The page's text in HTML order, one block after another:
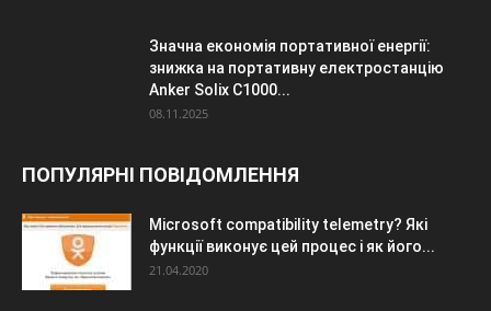
Значна економія портативної енергії:
знижка на портативну електростанцію
Anker Solix C1000...
08.11.2025
ПОПУЛЯРНІ ПОВІДОМЛЕННЯ
Microsoft compatibility telemetry? Які
функції виконує цей процес і як його...
21.04.2020